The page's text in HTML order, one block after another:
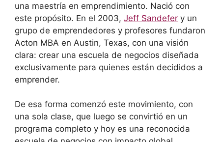
una maestría en emprendimiento. Nació con
este propósito. En el 2003, Jeff Sandefer y un
grupo de emprendedores y profesores fundaron
Acton MBA en Austin, Texas, con una visión
clara: crear una escuela de negocios diseñada
exclusivamente para quienes están decididos a
emprender.
De esa forma comenzó este movimiento, con
una sola clase, que luego se convirtió en un
programa completo y hoy es una reconocida